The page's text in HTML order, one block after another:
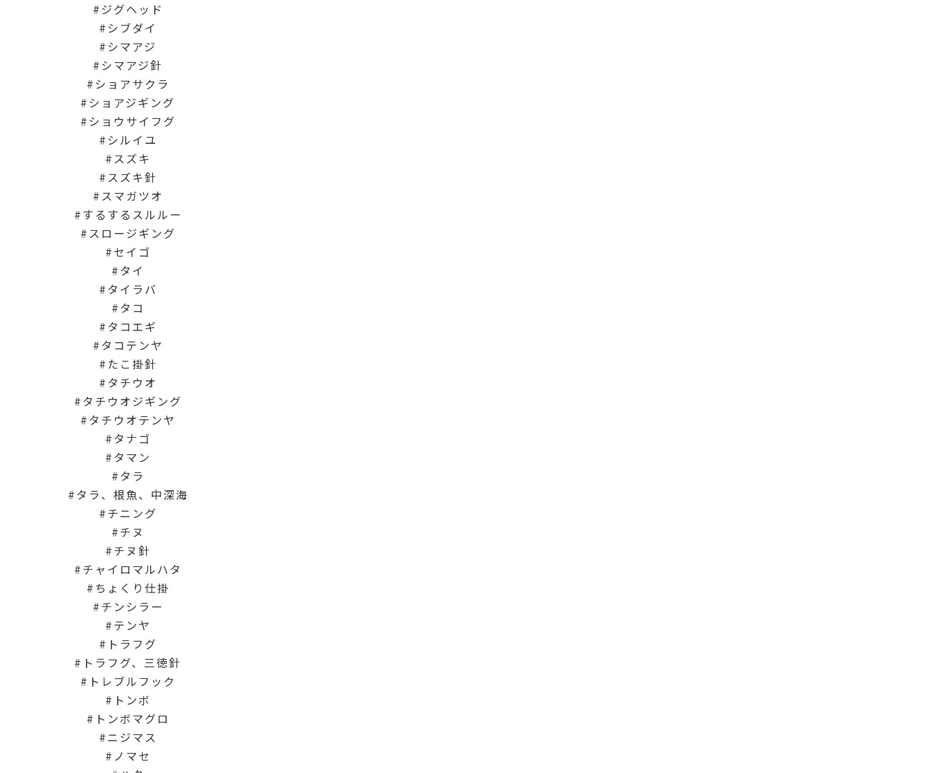
ジグヘッド
シブダイ
シマアジ
シマアジ針
ショアサクラ
ショアジギング
ショウサイフグ
シルイユ
スズキ
スズキ針
スマガツオ
するするスルルー
スロージギング
セイゴ
タイ
タイラバ
タコ
タコエギ
タコテンヤ
たこ掛針
タチウオ
タチウオジギング
タチウオテンヤ
タナゴ
タマン
タラ
タラ、根魚、中深海
チニング
チヌ
チヌ針
チャイロマルハタ
ちょくり仕掛
チンシラー
テンヤ
トラフグ
トラフグ、三徳針
トレブルフック
トンボ
トンボマグロ
ニジマス
ノマセ